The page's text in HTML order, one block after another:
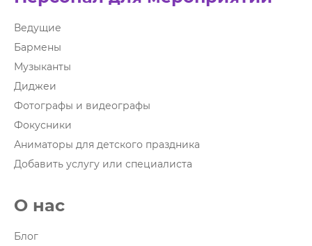
Ведущие
Бармены
Музыканты
Диджеи
Фотографы и видеографы
Фокусники
Аниматоры для детского праздника
Добавить услугу или специалиста
О нас
Блог